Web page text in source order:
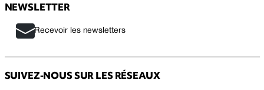
NEWSLETTER
Recevoir les newsletters
SUIVEZ-NOUS SUR LES RÉSEAUX